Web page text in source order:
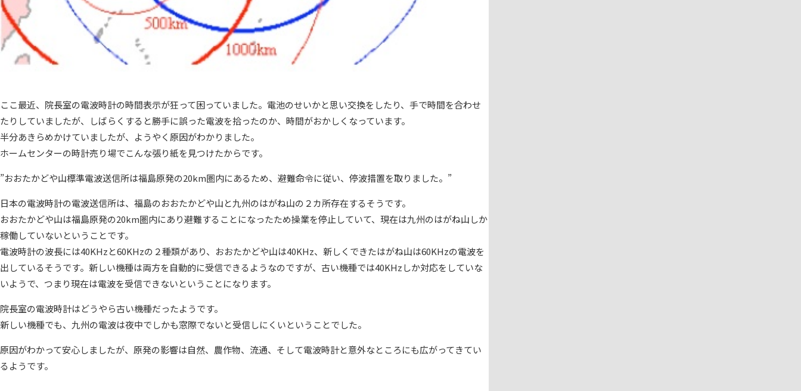
ここ最近、院長室の電波時計の時間表示が狂って困っていました。電池のせいかと思い交換をしたり、手で時間を合わせ
たりしていましたが、しばらくすると勝手に誤った電波を拾ったのか、時間がおかしくなっています。
半分あきらめかけていましたが、ようやく原因がわかりました。
ホームセンターの時計売り場でこんな張り紙を見つけたからです。
”おおたかどや山標準電波送信所は福島原発の20km圏内にあるため、避難命令に従い、停波措置を取りました。”
日本の電波時計の電波送信所は、福島のおおたかどや山と九州のはがね山の２カ所存在するそうです。
おおたかどや山は福島原発の20km圏内にあり避難することになったため操業を停止していて、現在は九州のはがね山しか
稼働していないということです。
電波時計の波長には40KHzと60KHzの２種類があり、おおたかどや山は40KHz、新しくできたはがね山は60KHzの電波を
出しているそうです。新しい機種は両方を自動的に受信できるようなのですが、古い機種では40KHzしか対応をしていな
いようで、つまり現在は電波を受信できないということになります。
院長室の電波時計はどうやら古い機種だったようです。
新しい機種でも、九州の電波は夜中でしかも窓際でないと受信しにくいということでした。
原因がわかって安心しましたが、原発の影響は自然、農作物、流通、そして電波時計と意外なところにも広がってきてい
るようです。